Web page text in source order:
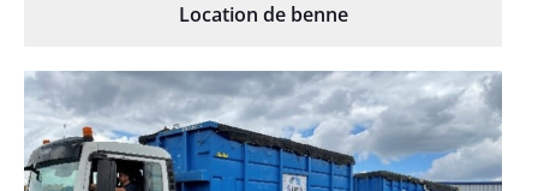
Location de benne